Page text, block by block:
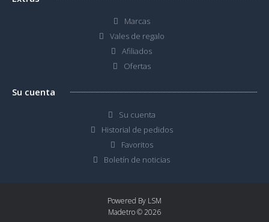
Marcas
Vales de regalo
Afiliados
Ofertas
Su cuenta
Su cuenta
Historial de pedidos
Favoritos
Boletín de noticias
Powered By LSM
Madetro © 2026